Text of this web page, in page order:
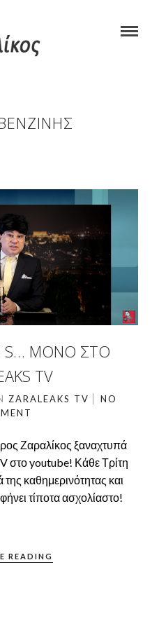
S… ΜΌΝΟ ΣΤΟ
TV
ZARALEAKS TV
NO
Ζαραλίκος ξαναχτυπά
στο youtube! Κάθε Τρίτη
της καθημερινότητας και
τίποτα ασχολίαστο!
READING